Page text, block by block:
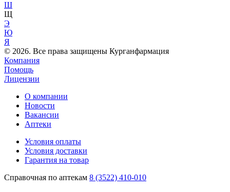
Ш
Щ
Э
Ю
Я
© 2026. Все права защищены Курганфармация
Компания
Помощь
Лицензии
О компании
Новости
Вакансии
Аптеки
Условия оплаты
Условия доставки
Гарантия на товар
Справочная по аптекам 8 (3522) 410-010